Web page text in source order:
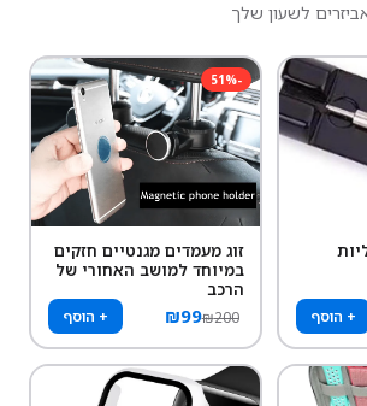
לשעון שלך
+ הוסף
-
51%
זוג מעמדים מגנטיים חזקים
במיוחד למושב האחורי של
הרכב
₪99₪200 + הוסף